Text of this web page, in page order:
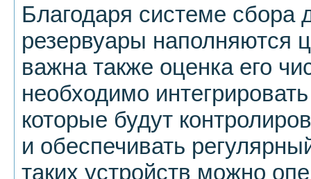
Благодаря системе сбора
резервуары наполняются
важна также оценка его
необходимо
которые будут
и обеспечивать
таких устройств можно